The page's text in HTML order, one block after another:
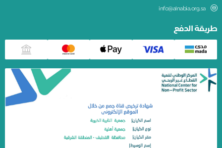
info@alnabia.org.sa
طريقة الدفع